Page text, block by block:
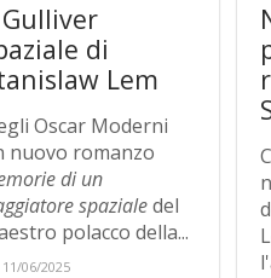
di
Lem
Oscar Moderni
nuovo romanzo
di un
spazialedel
polacco della...
11/06/2025